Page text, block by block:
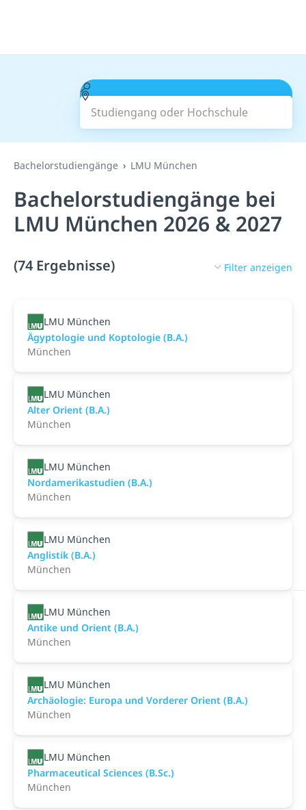
Studiengang oder Hochschule
Suchen
Bachelorstudiengänge LMU München
Bachelorstudiengänge bei
LMU München 2026 & 2027
(74 Ergebnisse) Filter anzeigen
LMU München
Ägyptologie und Koptologie (B.A.)
München
LMU München
Alter Orient (B.A.)
München
LMU München
Nordamerikastudien (B.A.)
München
LMU München
Anglistik (B.A.)
München
LMU München
Antike und Orient (B.A.)
München
LMU München
Archäologie: Europa und Vorderer Orient (B.A.)
München
LMU München
Pharmaceutical Sciences (B.Sc.)
München